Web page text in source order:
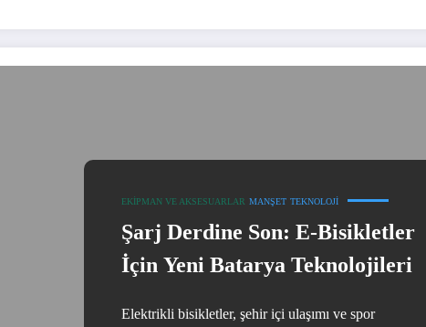
EKIPMAN VE AKSESUARLAR MANŞET TEKNOLOJI
Şarj Derdine Son: E-Bisikletler
İçin Yeni Batarya Teknolojileri
Elektrikli bisikletler, şehir içi ulaşımı ve spor